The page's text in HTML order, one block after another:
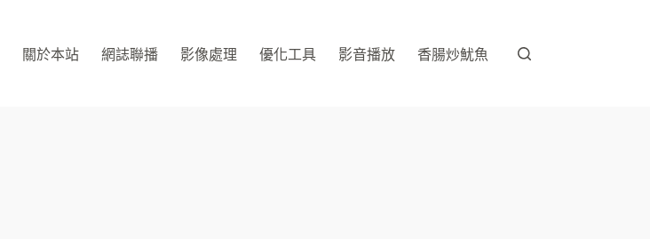
關於本站 網誌聯播 影像處理 優化工具 影音播放 香腸炒魷魚